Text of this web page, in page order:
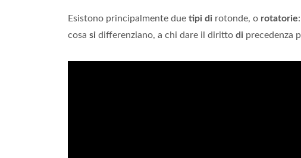
Esistono principalmente due tipi di rotonde, o rotatorie
cosa si differenziano, a chi dare il diritto di precedenza